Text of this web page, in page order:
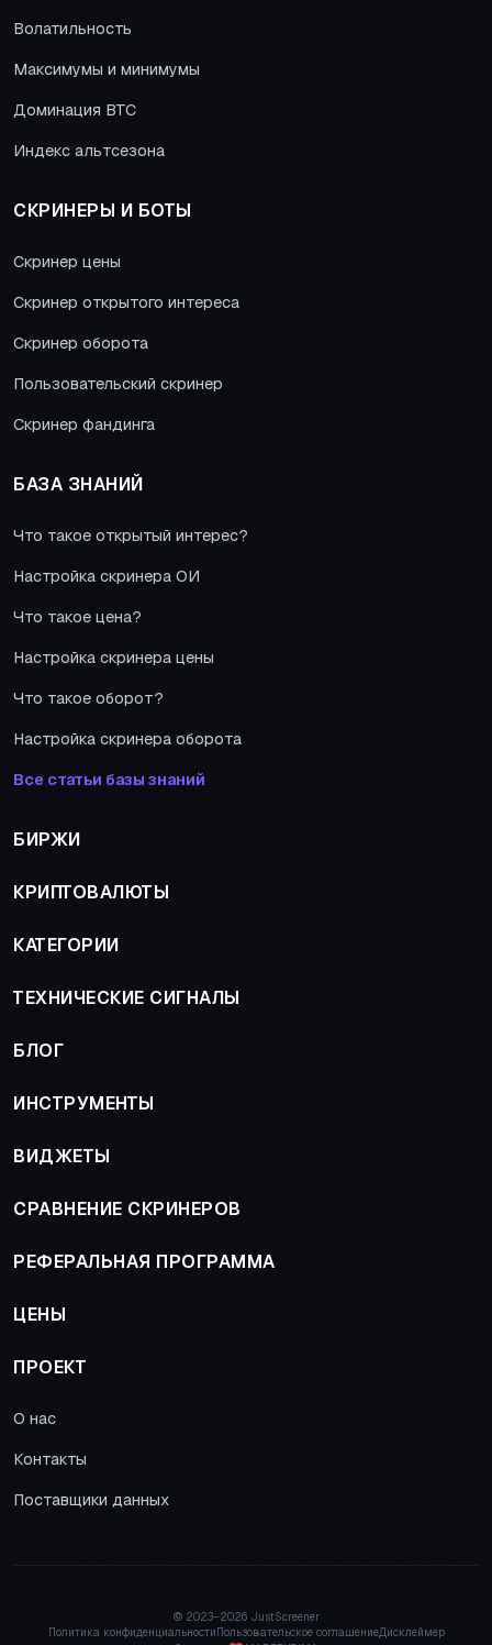
Волатильность
Максимумы и минимумы
Доминация BTC
Индекс альтсезона
СКРИНЕРЫ И БОТЫ
Скринер цены
Скринер открытого интереса
Скринер оборота
Пользовательский скринер
Скринер фандинга
БАЗА ЗНАНИЙ
Что такое открытый интерес?
Настройка скринера ОИ
Что такое цена?
Настройка скринера цены
Что такое оборот?
Настройка скринера оборота
Все статьи базы знаний
БИРЖИ
КРИПТОВАЛЮТЫ
КАТЕГОРИИ
ТЕХНИЧЕСКИЕ СИГНАЛЫ
БЛОГ
ИНСТРУМЕНТЫ
ВИДЖЕТЫ
СРАВНЕНИЕ СКРИНЕРОВ
РЕФЕРАЛЬНАЯ ПРОГРАММА
ЦЕНЫ
ПРОЕКТ
О нас
Контакты
Поставщики данных
© 2023–2026 JustScreener
Политика конфиденциальности Пользовательское соглашениеДисклеймер